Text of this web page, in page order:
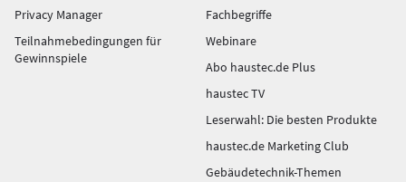
Privacy Manager
Teilnahmebedingungen für
Gewinnspiele
Fachbegriffe
Webinare
Abo haustec.de Plus
haustec TV
Leserwahl: Die besten Produkte
haustec.de Marketing Club
Gebäudetechnik-Themen